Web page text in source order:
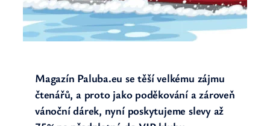
Magazín Paluba.eu se těší velkému zájmu
čtenářů, a proto jako poděkování a zároveň
vánoční dárek, nyní poskytujeme slevy až